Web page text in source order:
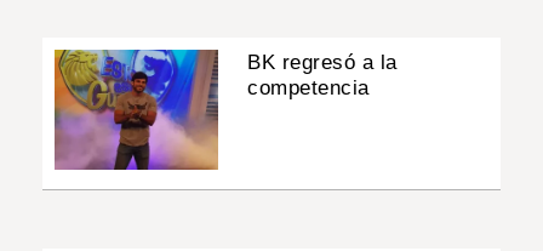
BK regresó a la
competencia